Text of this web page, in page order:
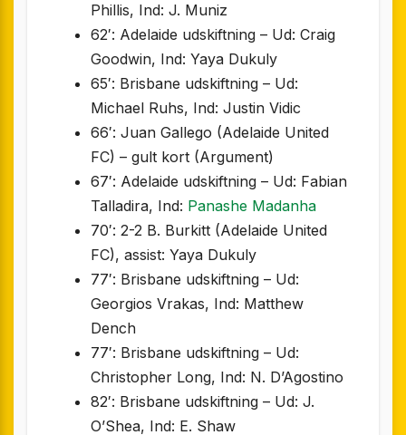
Phillis, Ind: J. Muniz
62′: Adelaide udskiftning – Ud: Craig
Goodwin, Ind: Yaya Dukuly
65′: Brisbane udskiftning – Ud:
Michael Ruhs, Ind: Justin Vidic
66′: Juan Gallego (Adelaide United
FC) – gult kort (Argument)
67′: Adelaide udskiftning – Ud: Fabian
Talladira, Ind: Panashe Madanha
70′: 2-2 B. Burkitt (Adelaide United
FC), assist: Yaya Dukuly
77′: Brisbane udskiftning – Ud:
Georgios Vrakas, Ind: Matthew
Dench
77′: Brisbane udskiftning – Ud:
Christopher Long, Ind: N. D’Agostino
82′: Brisbane udskiftning – Ud: J.
O’Shea, Ind: E. Shaw